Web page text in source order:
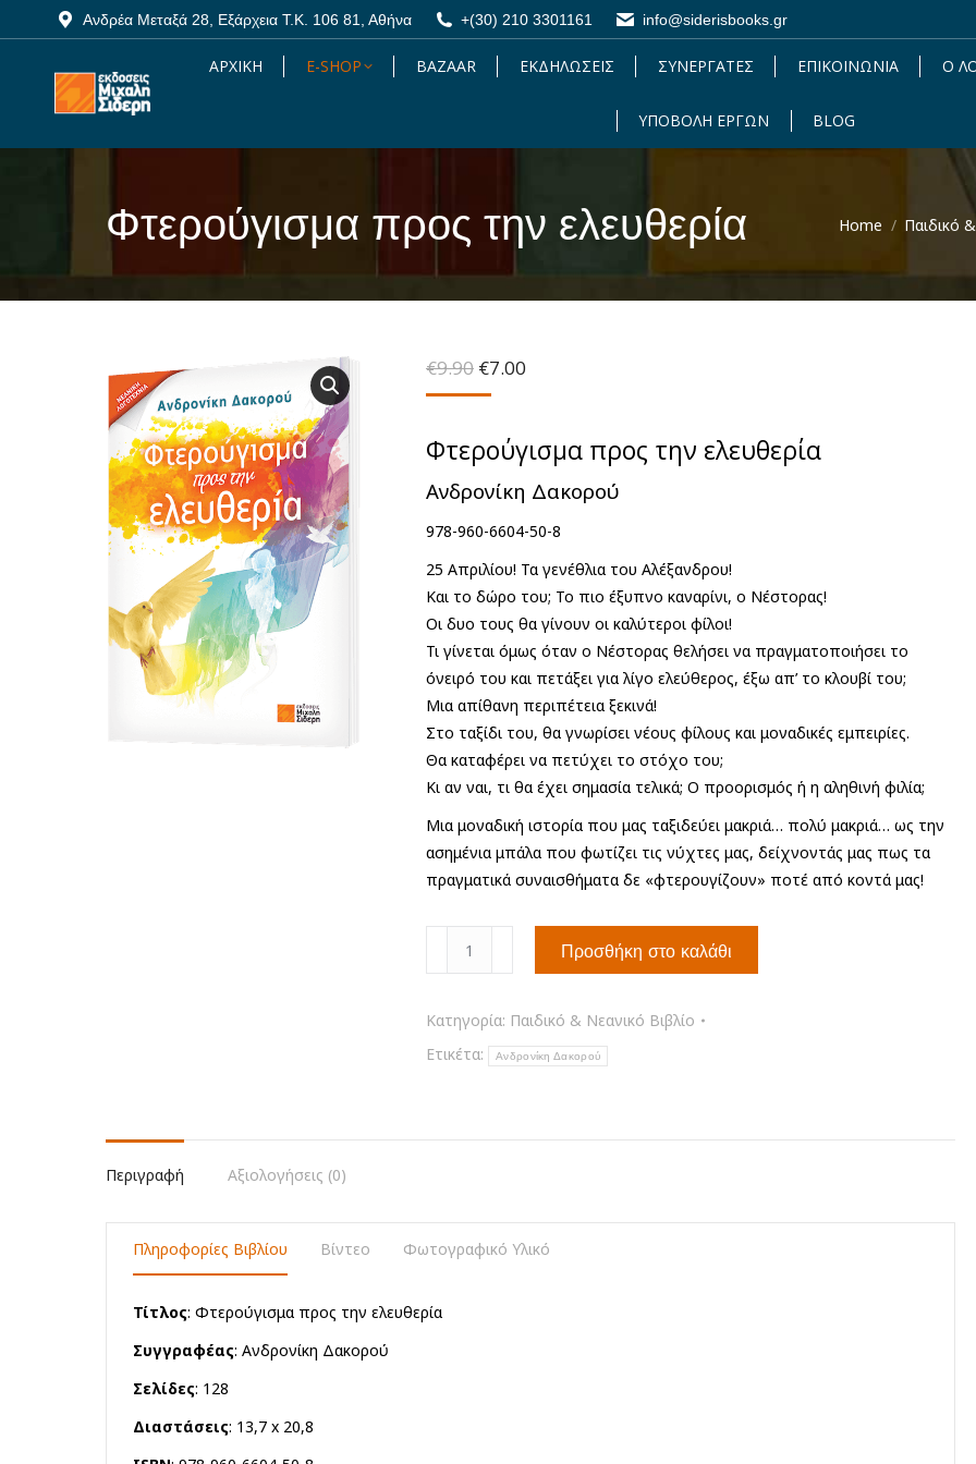
Ανδρέα Μεταξά 28, Εξάρχεια Τ.Κ. 106 81, Αθήνα +(30) 210 3301161 info@siderisbooks.gr
ΑΡΧΙΚΗ E-SHOP BAZAAR ΕΚΔΗΛΩΣΕΙΣ ΣΥΝΕΡΓΑΤΕΣ ΕΠΙΚΟΙΝΩΝΙΑ Ο
ΥΠΟΒΟΛΗ ΕΡΓΩΝ BLOG
Φτερούγισμα προς την ελευθερία
You are here: Home Παιδικό
€9.90 Original
price
€9.90.
€7.00
είναι:
€7.00.
Φτερούγισμα προς την ελευθερία
Ανδρονίκη Δακορού
978-960-6604-50-8
25 Απριλίου! Τα γενέθλια του Αλέξανδρου!
Και το δώρο του; Το πιο έξυπνο καναρίνι, ο Νέστορας!
Οι δυο τους θα γίνουν οι καλύτεροι φίλοι!
Τι γίνεται όμως όταν ο Νέστορας θελήσει να πραγματοποιήσει το
όνειρό του και πετάξει για λίγο ελεύθερος, έξω απ’ το κλουβί του;
Μια απίθανη περιπέτεια ξεκινά!
Στο ταξίδι του, θα γνωρίσει νέους φίλους και μοναδικές εμπειρίες.
Θα καταφέρει να πετύχει το στόχο του;
Κι αν ναι, τι θα έχει σημασία τελικά; O προορισμός ή η αληθινή φιλία;
Μια μοναδική ιστορία που μας ταξιδεύει μακριά… πολύ μακριά… ως την
ασημένια μπάλα που φωτίζει τις νύχτες μας, δείχνοντάς μας πως τα
πραγματικά συναισθήματα δε «φτερουγίζουν» ποτέ από κοντά μας!
ελευθερία
ποσότητα
Προσθήκη στο καλάθι
Κατηγορία: Παιδικό & Νεανικό Βιβλίο
Ετικέτα:
Ανδρονίκη Δακορού
Περιγραφή Αξιολογήσεις (0)
Πληροφορίες Βιβλίου Βίντεο Φωτογραφικό Υλικό
Τίτλος: Φτερούγισμα προς την ελευθερία
Συγγραφέας: Ανδρονίκη Δακορού
Σελίδες: 128
Διαστάσεις: 13,7 x 20,8
Ανδρέα Μεταξά 28, Εξάρχεια Τ.Κ. 106 81, Αθήνα +(30) 210 3301161 info@siderisbooks.gr
ΑΡΧΙΚΗ E-SHOP BAZAAR ΕΚΔΗΛΩΣΕΙΣ ΣΥΝΕΡΓΑΤΕΣ ΕΠΙΚΟΙΝΩΝΙΑ Ο
ΥΠΟΒΟΛΗ ΕΡΓΩΝ BLOG